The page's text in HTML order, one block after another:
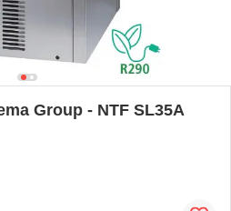
Group - NTF SL35A